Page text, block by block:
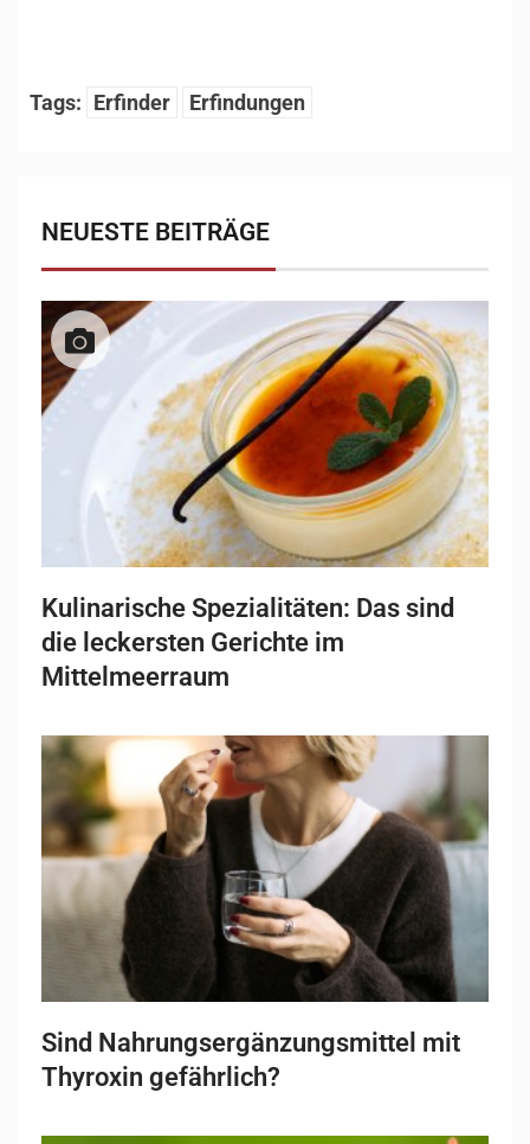
Tags: Erfinder Erfindungen
NEUESTE BEITRÄGE
Kulinarische Spezialitäten: Das sind
die leckersten Gerichte im
Mittelmeerraum
Sind Nahrungsergänzungsmittel mit
Thyroxin gefährlich?